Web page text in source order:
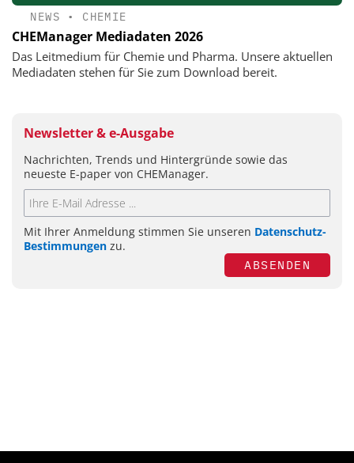
NEWS • CHEMIE
CHEManager Mediadaten 2026
Das Leitmedium für Chemie und Pharma. Unsere aktuellen
Mediadaten stehen für Sie zum Download bereit.
Newsletter & e-Ausgabe
Nachrichten, Trends und Hintergründe sowie das
neueste E-paper von CHEManager.
Mit Ihrer Anmeldung stimmen Sie unseren Datenschutz-
Bestimmungen zu.
ABSENDEN